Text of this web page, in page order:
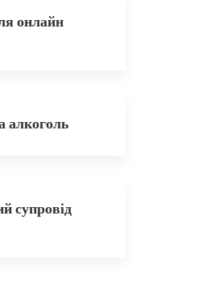
онлайн
алкоголь
супровід